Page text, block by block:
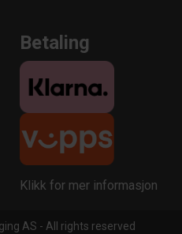
Betaling
Klikk for mer informasjon
AS - All rights reserved